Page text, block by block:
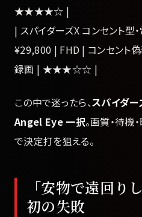
★★★★☆ |
| スパイダーズX コンセント型
¥29,800 | FHD | コンセント
録画 | ★★★☆☆ |
この中で迷ったら、スパイダ
Angel Eye 一択。画質・待機
で決定打を狙える。
「安物で遠回
初の失敗